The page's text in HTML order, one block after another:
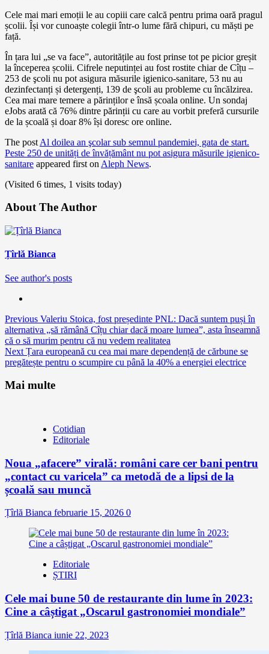
Cele mai mari emoții le au copiii care calcă pentru prima oară pragul
școlii. Își vor cunoaște colegii într-o lume fără chipuri, cu măști pe
față.
În țara lui „se va face”, autoritățile au fost prinse tot pe picior greșit
la începerea școlii. Cifrele neputinței au fost rostite chiar de Cîțu –
253 de şcoli nu pot asigura măsurile igienico-sanitare, 53 nu au
dezinfectanți și detergenți, 139 de şcoli au probleme cu încălzirea.
Cea mai mare temere a părinților e însă școala online. Un sondaj
eJobs arată că 76% dintre părinții cu care au vorbit preferă cursurile
de la școală și doar 8% își doresc ore online.
The post Al doilea an şcolar sub semnul pandemiei, gata de start.
Peste 250 de unități de învățământ nu pot asigura măsurile igienico-
sanitare appeared first on Aleph News.
(Visited 6 times, 1 visits today)
About The Author
Țîrlă Bianca
See author's posts
Continue
Reading
Previous Valeriu Stoica, fost președinte PNL: Dacă suntem puși în
alternativa „să rămână Cîțu chiar dacă moare lumea”, asta înseamnă
că o să murim pentru că nu vedem realitatea
Next Țara europeană cu cea mai mare dependență de cărbune se
pregătește pentru o scumpire cu până la 40% a energiei electrice
Mai multe
Cotidian
Editoriale
Noua „afacere” virală: români care cer bani pentru
„contact cu varicela” ca metodă de a lipsi de la
școală sau muncă
Țîrlă Bianca februarie 15, 2026 0
Editoriale
ȘTIRI
Cele mai bune 50 de restaurante din lume în 2023:
Cine a câștigat „Oscarul gastronomiei mondiale”
Țîrlă Bianca iunie 22, 2023